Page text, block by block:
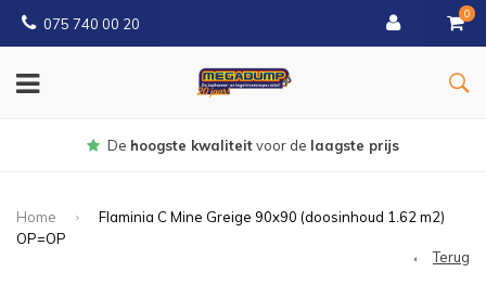
075 740 00 20
0
laagste prijs Gratis
Home
Flaminia C Mine Greige 90x90 (doosinhoud 1.62 m2)
OP=OP
Terug